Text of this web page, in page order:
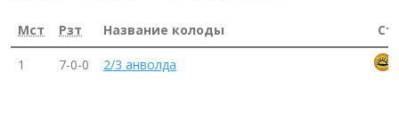
Мст Рзт Название колоды
1 7-0-0 2/3 анволда